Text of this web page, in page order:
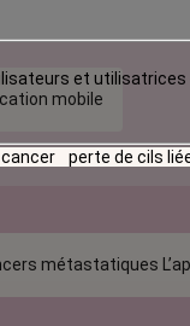
mobile
métastatiques
et
perte de cils